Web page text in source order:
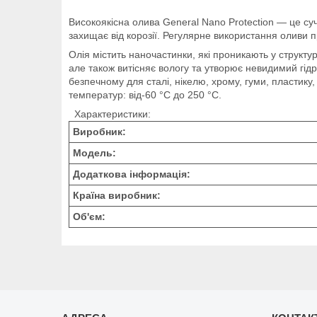
Високоякісна олива General Nano Protection — це
захищає від корозії. Регулярне використання оливи
Олія містить наночастинки, які проникають у
але також витісняє вологу та утворює невидимий
безпечному для сталі, нікелю, хрому, гуми,
температур: від-60 °C до 250 °C.
Характеристики:
Виробник:
Модель:
Додаткова інформація:
Країна виробник:
Об'єм: